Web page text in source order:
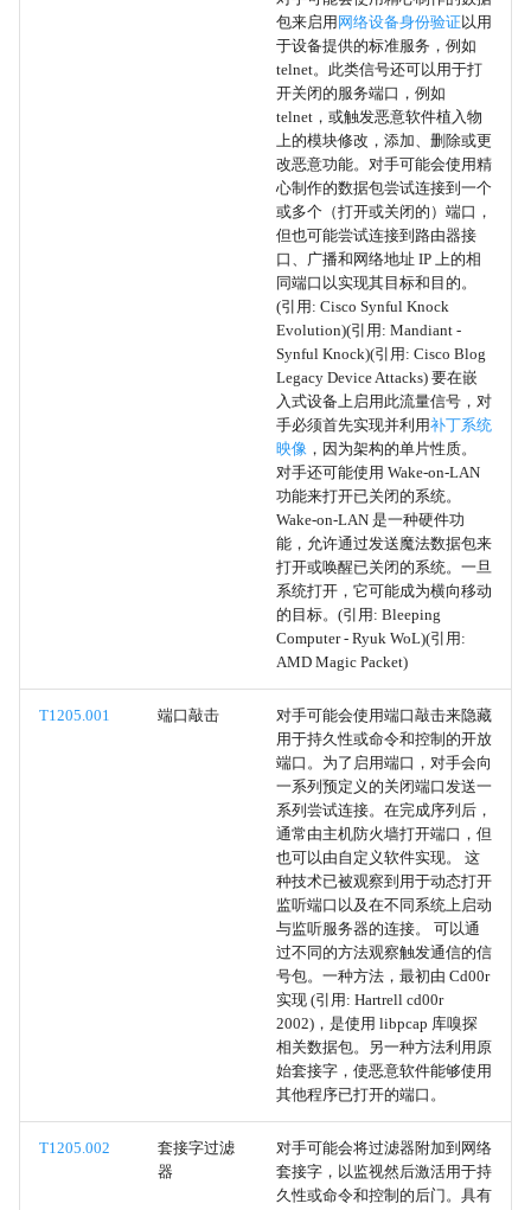
恶意文件
远程服务利用
利用漏洞进行防御规避
包来启用 网络设备身份验证 以用
于设备提供的标准服务，例如
telnet。此类信号还可以用于打
开关闭的服务端口，例如
telnet，或触发恶意软件植入物
上的模块修改，添加、删除或更
改恶意功能。对手可能会使用精
心制作的数据包尝试连接到一个
或多个（打开或关闭的）端口，
但也可能尝试连接到路由器接
口、广播和网络地址 IP 上的相
同端口以实现其目标和目的。
(引用: Cisco Synful Knock
Evolution)(引用: Mandiant -
Synful Knock)(引用: Cisco Blog
Legacy Device Attacks) 要在嵌
入式设备上启用此流量信号，对
手必须首先实现并利用补丁系统
映像 ，因为架构的单片性质。
对手还可能使用 Wake-on-LAN
功能来打开已关闭的系统。
Wake-on-LAN 是一种硬件功
能，允许通过发送魔法数据包来
打开或唤醒已关闭的系统。一旦
系统打开，它可能成为横向移动
的目标。(引用: Bleeping
Computer - Ryuk WoL)(引用:
AMD Magic Packet)
T1205.001 端口敲击
对手可能会使用端口敲击来隐藏
用于持久性或命令和控制的开放
端口。为了启用端口，对手会向
一系列预定义的关闭端口发送一
系列尝试连接。在完成序列后，
通常由主机防火墙打开端口，但
也可以由自定义软件实现。 这
种技术已被观察到用于动态打开
监听端口以及在不同系统上启动
与监听服务器的连接。 可以通
过不同的方法观察触发通信的信
号包。一种方法，最初由 Cd00r
实现 (引用: Hartrell cd00r
2002)，是使用 libpcap 库嗅探
相关数据包。另一种方法利用原
始套接字，使恶意软件能够使用
其他程序已打开的端口。
T1205.002
套接字过滤
器
对手可能会将过滤器附加到网络
套接字，以监视然后激活用于持
久性或命令和控制的后门。具有